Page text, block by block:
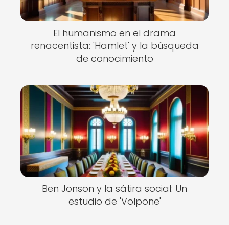
El humanismo en el drama
renacentista: 'Hamlet' y la búsqueda
de conocimiento
Ben Jonson y la sátira social: Un
estudio de 'Volpone'